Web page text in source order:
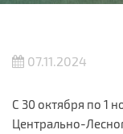
07.11.2024
С 30 октября по 1
Центрально-